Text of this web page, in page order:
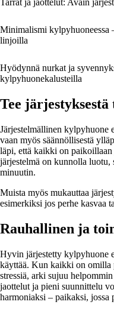
Minimalismi kylpyhuoneessa
linjoilla
Hyödynnä nurkat ja
kylpyhuonekalusteilla
Tee järjestyksestä
Järjestelmällinen kylpyhuone
vaan myös säännöllisestä
läpi, että kaikki on
järjestelmä on kunnolla
minuutin.
Muista myös mukauttaa
esimerkiksi jos perhe kasvaa
Rauhallinen ja
Hyvin järjestetty kylpyhuone
käyttää. Kun kaikki on omilla
stressiä, arki sujuu
jaottelut ja pieni suunnittelu
harmoniaksi – paikaksi, jossa